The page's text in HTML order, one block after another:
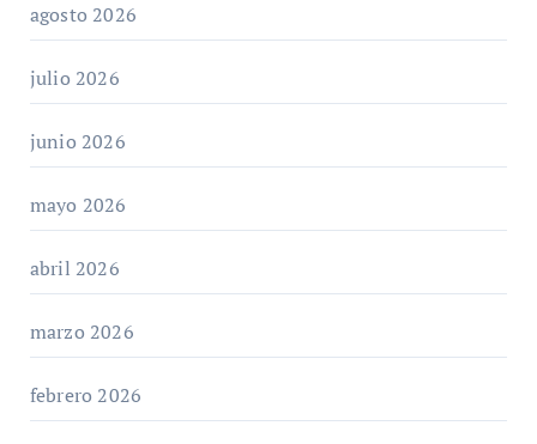
agosto 2026
julio 2026
junio 2026
mayo 2026
abril 2026
marzo 2026
febrero 2026